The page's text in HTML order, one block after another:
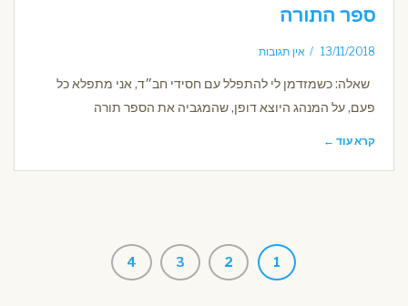
ספר התורה
13/11/2018 אין תגובות
שאלה: כשמזדמן לי להתפלל עם חסידי חב״ד, אני מתפלא כל
פעם, על המנהג היוצא דופן, שהמגביה את הספר תורה
קרא עוד ←
1
2
3
4